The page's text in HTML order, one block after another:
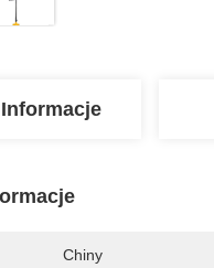
Chiny